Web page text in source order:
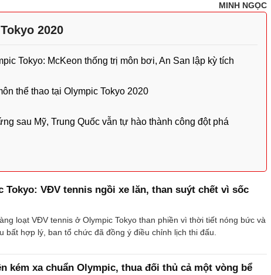
MINH NGỌC
2020
Tokyo: McKeon thống trị môn bơi, An San lập kỳ tích
thể thao tại Olympic Tokyo 2020
sau Mỹ, Trung Quốc vẫn tự hào thành công đột phá
Tokyo: VĐV tennis ngồi xe lăn, than suýt chết vì sốc
loạt VĐV tennis ở Olympic Tokyo than phiền vì thời tiết nóng bức và
bất hợp lý, ban tổ chức đã đồng ý điều chỉnh lịch thi đấu.
kém xa chuẩn Olympic, thua đối thủ cả một vòng bể